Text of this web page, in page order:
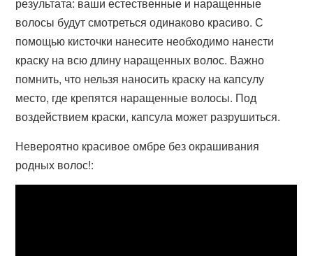
волосы будут смотреться одинаково красиво. С
помощью кисточки нанесите необходимо нанести
краску на всю длину наращенных волос. Важно
помнить, что нельзя наносить краску на капсулу
место, где крепятся наращенные волосы. Под
воздействием краски, капсула может разрушиться.
Невероятно красивое омбре без окрашивания
родных волос!: